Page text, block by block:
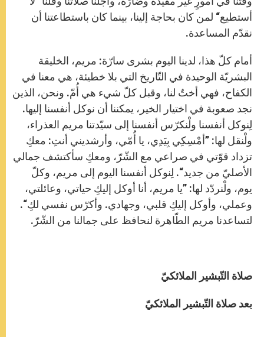
أستطيع“ لمن كان بحاجة إلينا، بينما كان باستطاعتنا أن
نقدّم المساعدة.
أمام كلّ هذا، لدينا اليوم بشرى سارّة: مريم، الخليقة
البشريّة الوحيدة في التّاريخ التي بلا خطيئة، هي معنا في
الكفاح، فهي أختٌ لنا، وقبل كلّ شيء هي أُمّ. ونحن، الذين
نجد صعوبة في اختيار الخير، يمكننا أن نوكل أنفسنا إليها.
لِنوكل أنفسنا ولْنكرّس أنفسنا إلى سيّدتنا مريم العذراء،
ولْنقل لها: ”أمْسِكِي بِيَدِي، يا أُمّي، وأرشديني أنتِ: معكِ
تزداد قوّتي في صراعي مع الشّرّ، ومعكِ سأكتشف جمالي
الأصليّ من جديد“. لِنوكل أنفسنا اليوم إلى مريم، وكلّ
يوم، ولْنردّد لها: ”يا مريم، أنا أوكل إليكِ حياتي، وعائلتي،
وعملي، وأوكل إليكِ قلبي، وجهادي. وأكرّس نفسي لكِ“.
لتساعدنا مريم الطّاهرة لنحافظ على جمالنا من الشّرّ.
صلاة التّبشير الملائكيّ
بعد صلاة التّبشير الملائكيّ